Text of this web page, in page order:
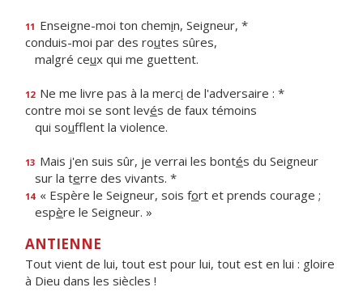
11 Enseigne-moi ton chemin, Seigneur, *
conduis-moi par des routes sûres,
malgré ceux qui me guettent.
12 Ne me livre pas à la merci de l'adversaire : *
contre moi se sont levés de faux témoins
qui soufflent la violence.
13 Mais j'en suis sûr, je verrai les bontés du Seigneur
sur la terre des vivants. *
14 « Espère le Seigneur, sois fort et prends courage ;
espère le Seigneur. »
ANTIENNE
Tout vient de lui, tout est pour lui, tout est en lui : gloire
à Dieu dans les siècles !